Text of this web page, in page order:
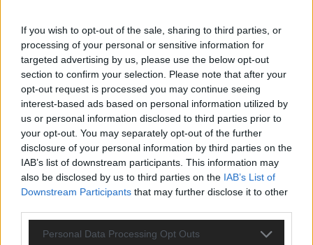
If you wish to opt-out of the sale, sharing to third parties, or
processing of your personal or sensitive information for
targeted advertising by us, please use the below opt-out
section to confirm your selection. Please note that after your
opt-out request is processed you may continue seeing
interest-based ads based on personal information utilized by
us or personal information disclosed to third parties prior to
your opt-out. You may separately opt-out of the further
disclosure of your personal information by third parties on the
IAB’s list of downstream participants. This information may
also be disclosed by us to third parties on the IAB’s List of
Downstream Participants that may further disclose it to other
Personal Data Processing Opt Outs